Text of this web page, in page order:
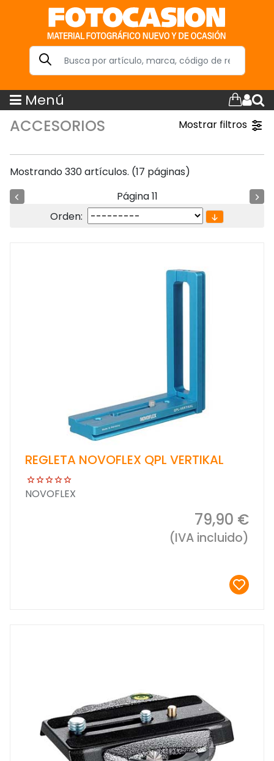
Menú
ACCESORIOS Mostrar filtros
Mostrando 330 artículos. (17 páginas)
Página 11
Orden:
REGLETA NOVOFLEX QPL VERTIKAL
NOVOFLEX
79,90 €
(IVA incluido)